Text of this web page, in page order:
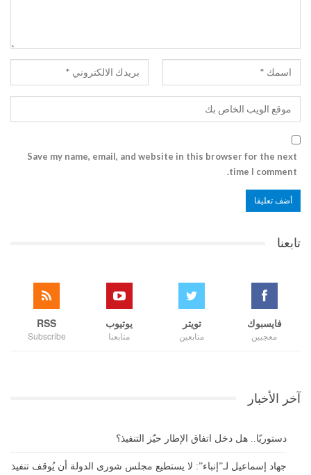
Save my name, email, and website in this browser for the next
time I comment.
تابعنا
فايسبوك
معجبين
تويتر
متابعين
يوتيوب
متابعنا
RSS
Subscribe
آخر الأخبار
دستوريًا.. هل دخل اتفاق الإطار حيّز التنفيذ؟
جهاد إسماعيل لـ”إنباء”: لا يستطيع مجلس شورى الدولة أن يُوقف تنفيذ